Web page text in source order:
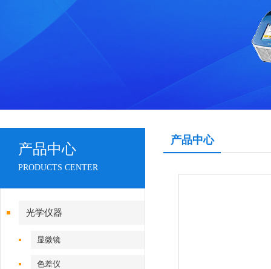
产品中心
PRODUCTS CENTER
光学仪器
显微镜
色差仪
产品中心